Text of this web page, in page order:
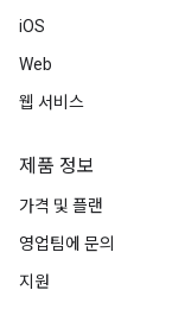
iOS
Web
웹 서비스
제품 정보
가격 및 플랜
영업팀에 문의
지원